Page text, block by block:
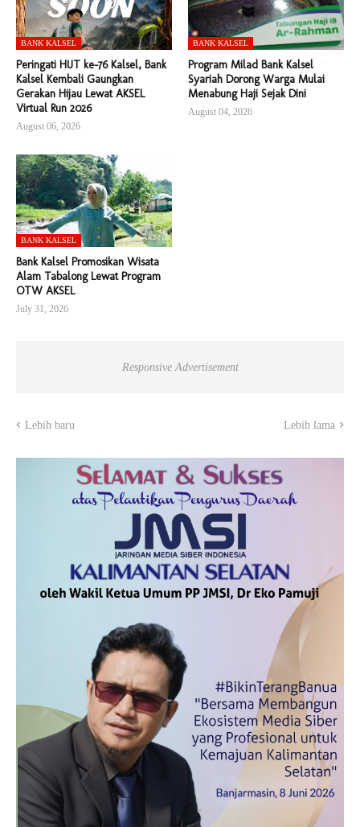
BANK KALSEL
Peringati HUT ke-76 Kalsel, Bank
Kalsel Kembali Gaungkan
Gerakan Hijau Lewat AKSEL
Virtual Run 2026
August 06, 2026
BANK KALSEL
Program Milad Bank Kalsel
Syariah Dorong Warga Mulai
Menabung Haji Sejak Dini
August 04, 2026
BANK KALSEL
Bank Kalsel Promosikan Wisata
Alam Tabalong Lewat Program
OTW AKSEL
July 31, 2026
Responsive Advertisement
Lebih baru Lebih lama